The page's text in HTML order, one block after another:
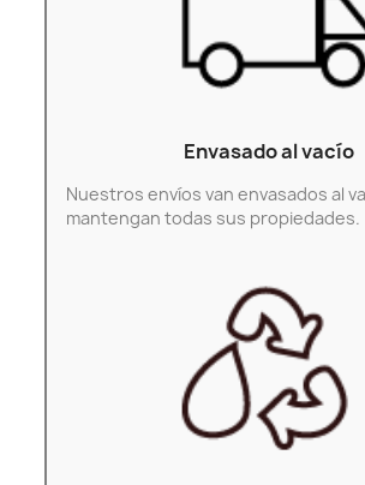
Envasado al vacío
Nuestros envíos van envasados al
mantengan todas sus propiedades.